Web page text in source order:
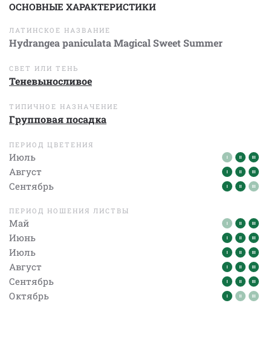
ОСНОВНЫЕ ХАРАКТЕРИСТИКИ
ЛАТИНСКОЕ НАЗВАНИЕ
Hydrangea paniculata Magical Sweet Summer
СВЕТ ИЛИ ТЕНЬ
Теневыносливое
ТИПИЧНОЕ НАЗНАЧЕНИЕ
Групповая посадка
ПЕРИОД ЦВЕТЕНИЯ
Июль
Август
Сентябрь
ПЕРИОД НОШЕНИЯ ЛИСТВЫ
Май
Июнь
Июль
Август
Сентябрь
Октябрь